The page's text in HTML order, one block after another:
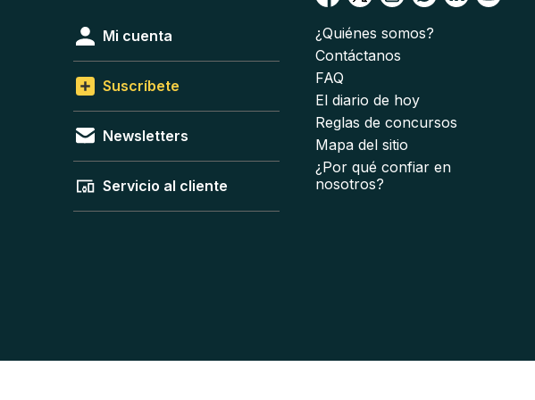
Mi cuenta
Suscríbete
Newsletters
Servicio al cliente
¿Quiénes somos?
Contáctanos
FAQ
El diario de hoy
Reglas de concursos
Mapa del sitio
¿Por qué confiar en
nosotros?